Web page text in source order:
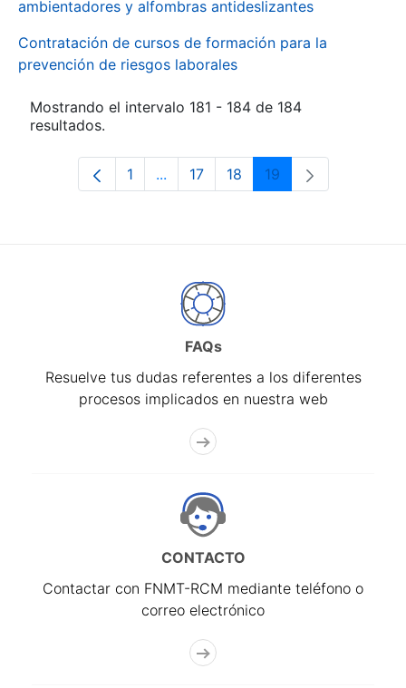
ambientadores y alfombras antideslizantes
Contratación de cursos de formación para la
prevención de riesgos laborales
Mostrando el intervalo 181 - 184 de 184
resultados.
Página
1 ...Páginas intermedias Use TAB para
Página
17 Página
18 Página
19
FAQs
Resuelve tus dudas referentes a los diferentes
procesos implicados en nuestra web
CONTACTO
Contactar con FNMT-RCM mediante teléfono o
correo electrónico